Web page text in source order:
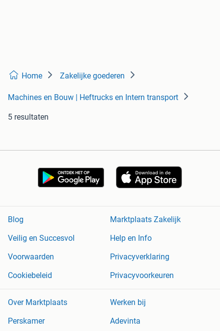
Home Zakelijke goederen
Machines en Bouw | Heftrucks en Intern transport
5 resultaten
Blog
Marktplaats Zakelijk
Veilig en Succesvol
Help en Info
Voorwaarden
Privacyverklaring
Cookiebeleid
Privacyvoorkeuren
Over Marktplaats
Werken bij
Perskamer
Adevinta